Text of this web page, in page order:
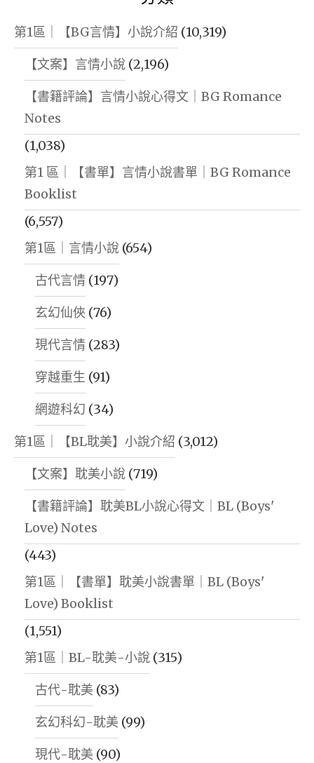
第1區｜【BG言情】小說介紹 (10,319)
【文案】言情小說 (2,196)
【書籍評論】言情小說心得文｜BG Romance
Notes
(1,038)
第1 區｜【書單】言情小說書單｜BG Romance
Booklist
(6,557)
第1區｜言情小說 (654)
古代言情 (197)
玄幻仙俠 (76)
現代言情 (283)
穿越重生 (91)
網遊科幻 (34)
第1區｜【BL耽美】小說介紹 (3,012)
【文案】耽美小說 (719)
【書籍評論】耽美BL小說心得文｜BL (Boys'
Love) Notes
(443)
第1區｜【書單】耽美小說書單｜BL (Boys'
Love) Booklist
(1,551)
第1區｜BL-耽美-小說 (315)
古代-耽美 (83)
玄幻科幻-耽美 (99)
現代-耽美 (90)